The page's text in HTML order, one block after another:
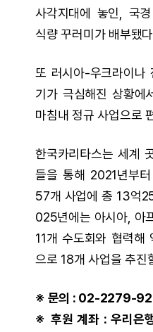
사각지대에 놓인, 국
식량 꾸러미가 배부됐
또 러시아-우크라이나
기가 극심해진 상황에
마침내 정규 사업으로
한국카리타스는 세계
들을 통해 2021년부
57개 사업에 총 13억
025년에는 아시아, 아
11개 수도회와 협력
으로 18개 사업을 추진
※ 문의 : 02-2279-
※ 후원 계좌 : 우리